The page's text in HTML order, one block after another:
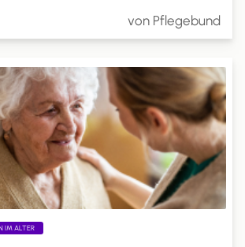
die Kostenabrechnung erfolgt direkt
Dies ermöglicht eine
von Pflegebund
IM ALTER